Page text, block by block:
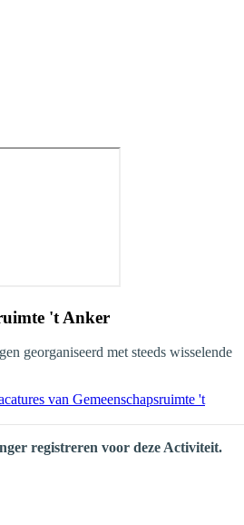
't Anker
georganiseerd met steeds wisselende
van Gemeenschapsruimte 't
registreren voor deze Activiteit.